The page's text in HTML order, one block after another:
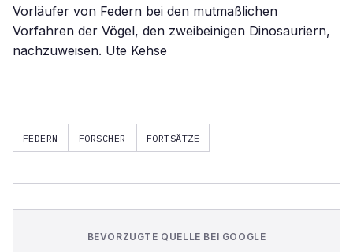
Vorläufer von Federn bei den mutmaßlichen
Vorfahren der Vögel, den zweibeinigen Dinosauriern,
nachzuweisen. Ute Kehse
FEDERN FORSCHER FORTSÄTZE
BEVORZUGTE QUELLE BEI GOOGLE